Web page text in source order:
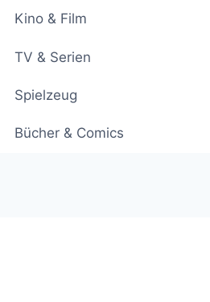
Kino & Film
TV & Serien
Spielzeug
Bücher & Comics